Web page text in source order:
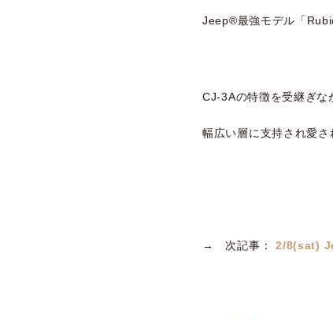
Jeep®最強モデル「
CJ-3Aの特徴を受継ぎな
幅広い層に支持され愛さ
→ 次記事： 2/8(sat)